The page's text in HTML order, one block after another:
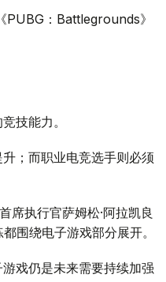
：Battlegrounds》
技能力。
；而职业电竞选手则必须
席执行官萨姆松·阿拉凯良
围绕电子游戏部分展开。
戏仍是未来需要持续加强